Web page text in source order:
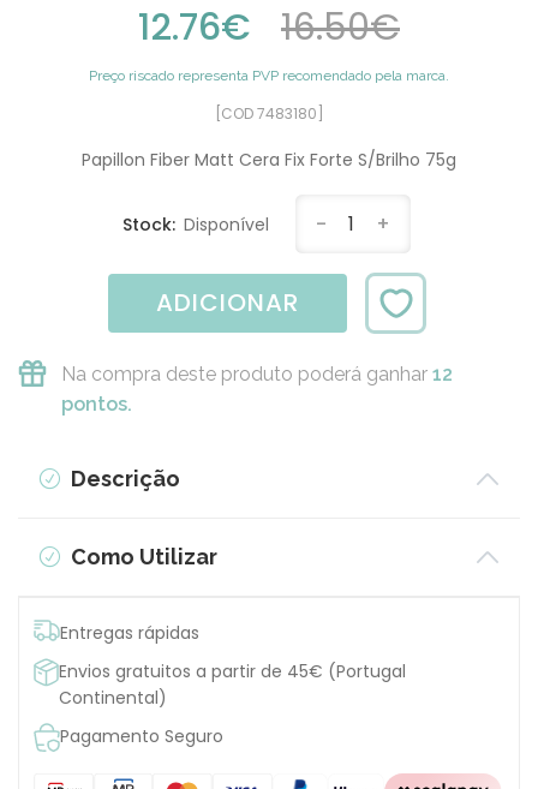
12.76€ 16.50€
Preço riscado representa PVP recomendado pela marca.
[COD 7483180]
Papillon Fiber Matt Cera Fix Forte S/Brilho 75g
Stock: Disponível - 1 +
ADICIONAR
Na compra deste produto poderá ganhar 12
pontos.
Descrição
Como Utilizar
Entregas rápidas
Envios gratuitos a partir de 45€ (Portugal
Continental)
Pagamento Seguro